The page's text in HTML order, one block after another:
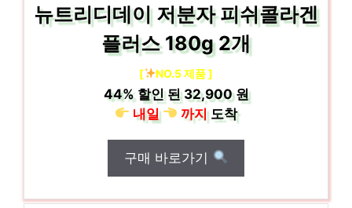
뉴트리디데이 저분자 피쉬콜라겐
플러스 180g 2개
[ NO.5 제품 ]
44%할인 된32,900 원
내일
까지도착
구매 바로가기